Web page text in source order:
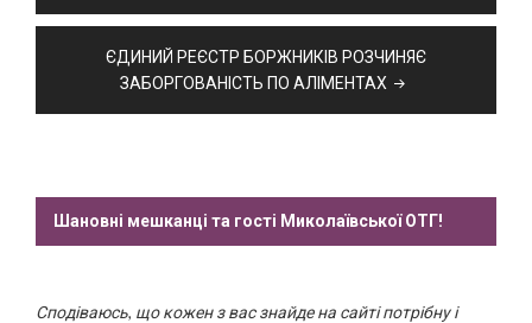
ЄДИНИЙ РЕЄСТР БОРЖНИКІВ РОЗЧИНЯЄ
ЗАБОРГОВАНІСТЬ ПО АЛІМЕНТАХ
Шановні мешканці та гості Миколаївської ОТГ!
Сподіваюсь, що кожен з вас знайде на сайті потрібну і